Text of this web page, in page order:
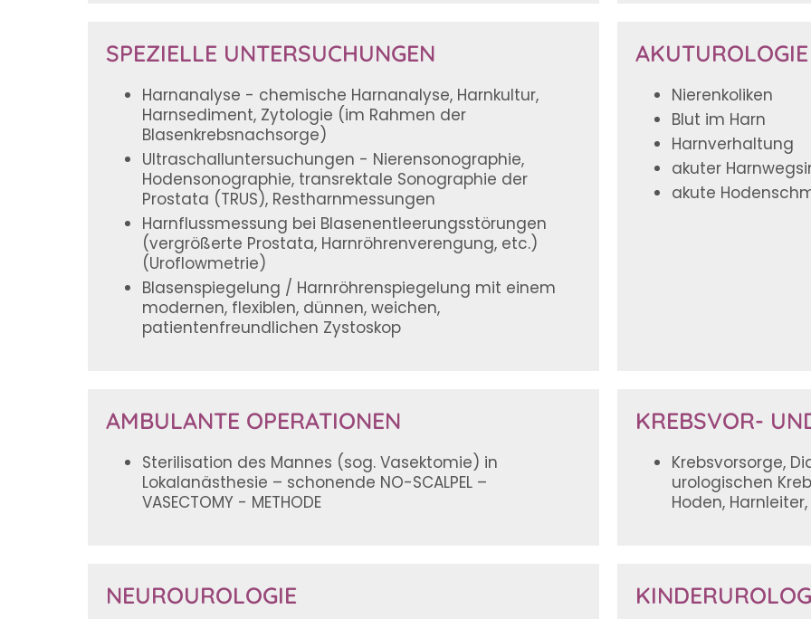
SPEZIELLE UNTERSUCHUNGEN
Harnanalyse - chemische Harnanalyse, Harnkultur,
Harnsediment, Zytologie (im Rahmen der
Blasenkrebsnachsorge)
Ultraschalluntersuchungen - Nierensonographie,
Hodensonographie, transrektale Sonographie der
Prostata (TRUS), Restharnmessungen
Harnflussmessung bei Blasenentleerungsstörungen
(vergrößerte Prostata, Harnröhrenverengung, etc.)
(Uroflowmetrie)
Blasenspiegelung / Harnröhrenspiegelung mit einem
modernen, flexiblen, dünnen, weichen,
patientenfreundlichen Zystoskop
AKUTUROLOGIE
Nierenkoliken
Blut im Harn
Harnverhaltung
akuter
akute
AMBULANTE OPERATIONEN
Sterilisation des Mannes (sog. Vasektomie) in
Lokalanästhesie – schonende NO-SCALPEL –
VASECTOMY - METHODE
KREBSVOR-
Krebsvorsorge,
urologischen
Hoden,
NEUROUROLOGIE